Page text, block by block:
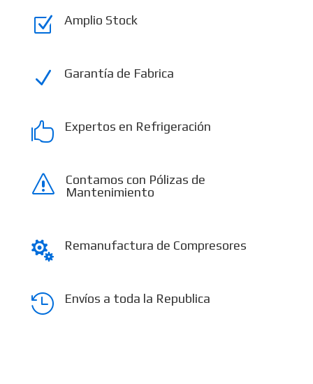
Z Amplio Stock
N Garantía de Fabrica
 Expertos en Refrigeración
s
Contamos con Pólizas de
Mantenimiento
 Remanufactura de Compresores
 Envíos a toda la Republica